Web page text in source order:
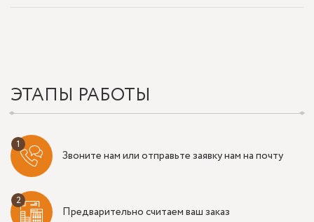
ЭТАПЫ РАБОТЫ
Звоните нам или отправьте заявку нам на почту
Предварительно считаем ваш заказ